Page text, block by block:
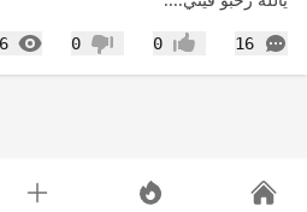
16
التعليقات إعجاب0 عدم إعجاب
0